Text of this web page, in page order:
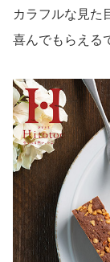
カラフルな見た
喜んでもらえる